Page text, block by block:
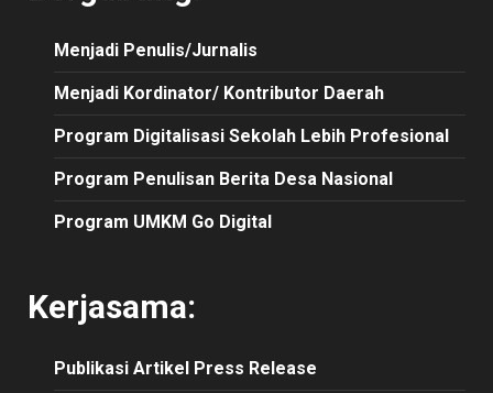
Menjadi Penulis/Jurnalis
Menjadi Kordinator/ Kontributor Daerah
Program Digitalisasi Sekolah Lebih Profesional
Program Penulisan Berita Desa Nasional
Program UMKM Go Digital
Kerjasama:
Publikasi Artikel Press Release